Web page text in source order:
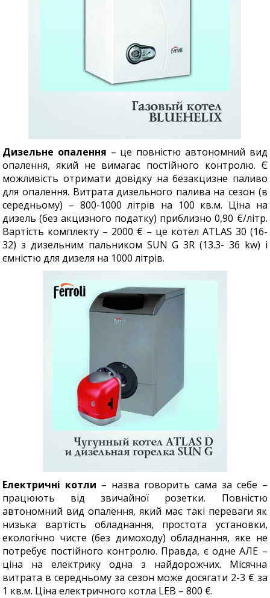
Дизельне опалення – це повністю автономний вид
опалення, який не вимагає постійного контролю. Є
можливість отримати довідку на безакцизне паливо
для опалення. Витрата дизельного палива на сезон (в
середньому) – 800-1000 літрів на 100 кв.м. Ціна на
дизель (без акцизного податку) приблизно 0,90 €/літр.
Вартість комплекту – 2000 € – це котел ATLAS 30 (16-
32) з дизельним пальником SUN G 3R (13.3- 36 kw) і
ємністю для дизеля на 1000 літрів.
Електричні котли – назва говорить сама за себе –
працюють від звичайної розетки. Повністю
автономний вид опалення, який має такі переваги як
низька вартість обладнання, простота установки,
екологічно чисте (без димоходу) обладнання, яке не
потребує постійного контролю. Правда, є одне АЛЕ –
ціна на електрику одна з найдорожчих. Місячна
витрата в середньому за сезон може досягати 2-3 € за
1 кв.м. Ціна електричного котла LEB – 800 €.